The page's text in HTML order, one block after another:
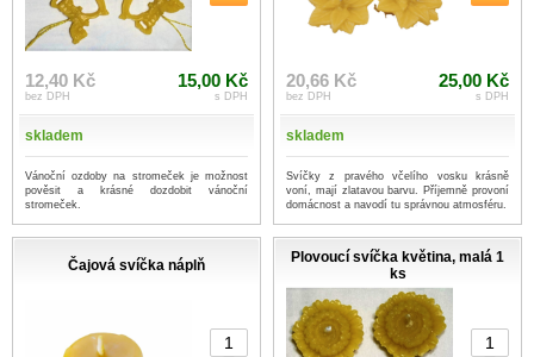
12,40 Kč
bez DPH
15,00 Kč
s DPH
skladem
Vánoční ozdoby na stromeček je možnost
pověsit a krásné dozdobit vánoční
stromeček.
20,66 Kč
bez DPH
25,00 Kč
s DPH
skladem
Svíčky z pravého včelího vosku krásně
voní, mají zlatavou barvu. Příjemně provoní
domácnost a navodí tu správnou atmosféru.
Čajová svíčka náplň
Plovoucí svíčka květina, malá 1
ks